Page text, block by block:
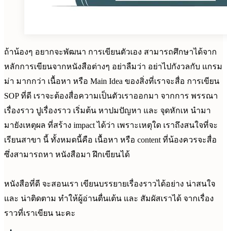
ถ้าน้องๆ อยากจะพัฒนา การเขียนตัวเอง สามารถศึกษาได้จาก
หลักการเขียนจากหนังสือต่างๆ อย่าลืมว่า อย่าไปกังวลกับ แกรม
ม่า มากกว่า เนื้อหา หรือ Main Idea ของสิ่งที่เราจะสื่อ การเขียน
SOP ที่ดี เราจะต้องสื่อความเป็นตัวเราออกมา จากการ พรรณา
เรื่องราว ปูเรื่องราว เริ่มต้น หาปมปัญหา และ จุดหักเห นำมา
มายังเหตุผล ที่สร้าง impact ได้ว่า เพราะเหตุใด เราถึงสนใจที่จะ
เรียนสาขา นี้ ทั้งหมดนี้คือ เนื้อหา หรือ content ที่น้องควรจะสื่อ
ซึ่งสามารถหา หนังสือมา ฝึกเขียนได้
หนังสือที่ดี จะสอนเรา เขียนบรรยายเรื่องราวได้อย่าง น่าสนใจ
และ น่าติดตาม ทำให้ผู้อ่านตื่นเต้น และ สัมผัสเราได้ จากเรื่อง
ราวที่เราเขียน นะคะ